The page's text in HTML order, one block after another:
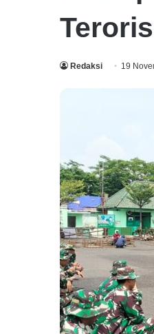
Redaksi 19